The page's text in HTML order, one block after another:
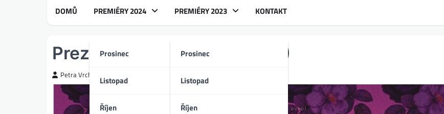
DOMŮ PREMIÉRY 2024
Prosinec
Listopad
Říjen
PREMIÉRY 2023
Prosinec
Listopad
Říjen
KONTAKT
Prezidentova žena (11/2023)
Petra Vrchotická